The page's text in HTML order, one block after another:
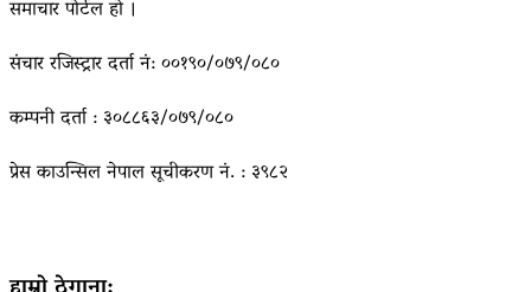
समाचार पोर्टल हो ।
संचार रजिस्ट्रार दर्ता नं: ००१९०/०७९/०८०
कम्पनी दर्ता : ३०८८६३/०७९/०८०
प्रेस काउन्सिल नेपाल सूचीकरण नं. : ३९८२